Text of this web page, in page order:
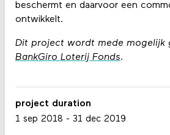
beschermt en daarvoor een
ontwikkelt.
Dit project wordt mede mogelijk
BankGiro Loterij Fonds.
project duration
1 sep 2018 - 31 dec 2019